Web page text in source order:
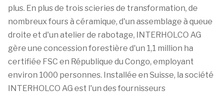
plus. En plus de trois scieries de transformation, de
nombreux fours à céramique, d'un assemblage à queue
droite et d'un atelier de rabotage, INTERHOLCO AG
gère une concession forestière d'un 1,1 million ha
certifiée FSC en République du Congo, employant
environ 1000 personnes. Installée en Suisse, la société
INTERHOLCO AG est l'un des fournisseurs